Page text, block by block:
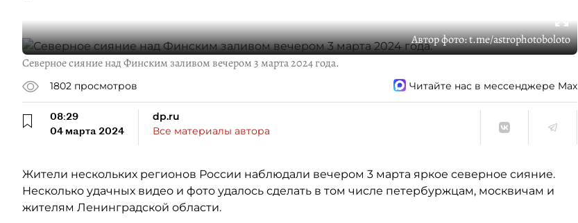
Автор фото:t.me/astrophotoboloto
Северное сияние над Финским заливом вечером 3 марта 2024 года.
1802 просмотров Читайте нас в мессенджере Max
08:29
04 марта 2024
dp.ru
Все материалы автора
Жители нескольких регионов России наблюдали вечером 3 марта яркое северное сияние.
Несколько удачных видео и фото удалось сделать в том числе петербуржцам, москвичам и
жителям Ленинградской области.